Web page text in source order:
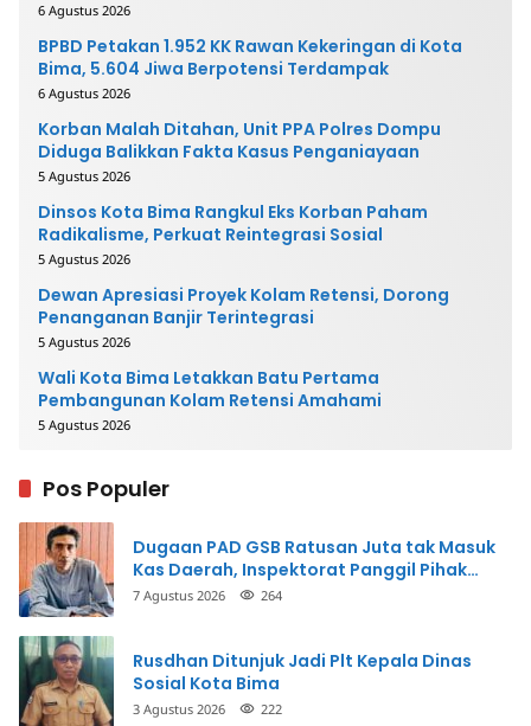
6 Agustus 2026
BPBD Petakan 1.952 KK Rawan Kekeringan di Kota
Bima, 5.604 Jiwa Berpotensi Terdampak
6 Agustus 2026
Korban Malah Ditahan, Unit PPA Polres Dompu
Diduga Balikkan Fakta Kasus Penganiayaan
5 Agustus 2026
Dinsos Kota Bima Rangkul Eks Korban Paham
Radikalisme, Perkuat Reintegrasi Sosial
5 Agustus 2026
Dewan Apresiasi Proyek Kolam Retensi, Dorong
Penanganan Banjir Terintegrasi
5 Agustus 2026
Wali Kota Bima Letakkan Batu Pertama
Pembangunan Kolam Retensi Amahami
5 Agustus 2026
Pos Populer
Dugaan PAD GSB Ratusan Juta tak Masuk
Kas Daerah, Inspektorat Panggil Pihak
Terkait
7 Agustus 2026 264
Rusdhan Ditunjuk Jadi Plt Kepala Dinas
Sosial Kota Bima
3 Agustus 2026 222